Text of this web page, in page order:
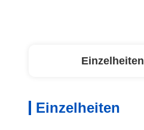
Einzelheiten
Einzelheiten